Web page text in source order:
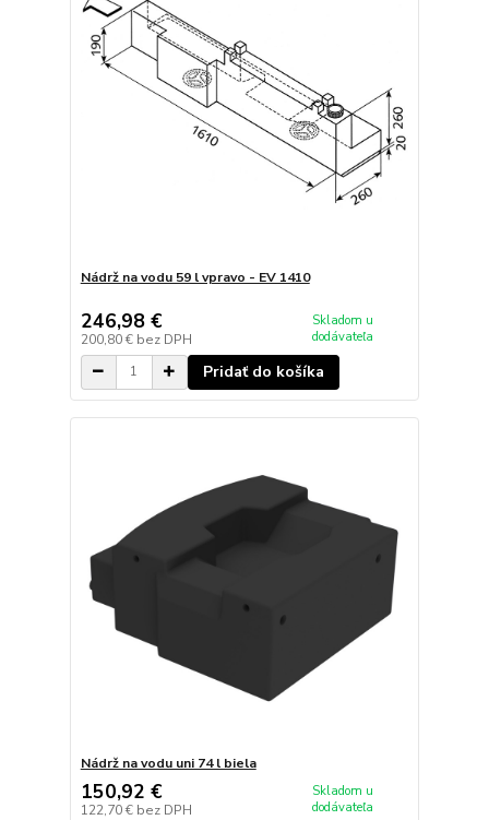
Nádrž na vodu 59 l vpravo - EV 1410
246,98 €
200,80 € bez DPH
Skladom u
dodávateľa
Pridať do košíka
Nádrž na vodu uni 74 l biela
150,92 €
122,70 € bez DPH
Skladom u
dodávateľa